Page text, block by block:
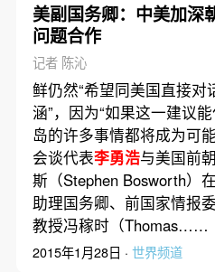
美副国务卿：中美加深
问题合作
记者 陈沁
鲜仍然“希望同美国直接对
涵”，因为“如果这一建议
岛的许多事情都将成为可
会谈代表李勇浩与美国前
斯（Stephen Bosworth）
助理国务卿、前国家情报
教授冯稼时（Thomas……
2015年1月28日 · 世界频道